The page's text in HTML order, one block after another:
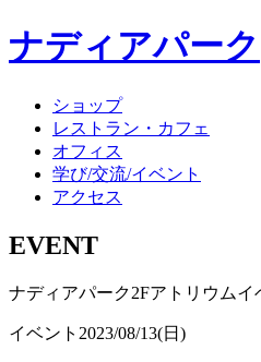
ナディアパーク
ショップ
レストラン・カフェ
オフィス
学び/交流/イベント
アクセス
EVENT
ナディアパーク2Fアトリウムイ
イベント 2023/08/13(日)